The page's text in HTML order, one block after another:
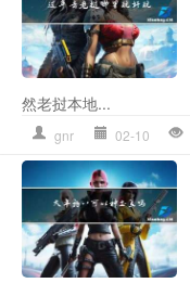
然老挝本地...
gnr 02-10